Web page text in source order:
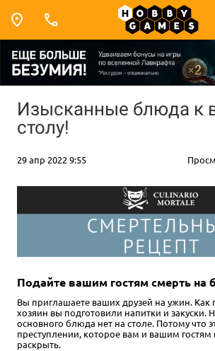
Изысканные блюда к
столу!
29 апр 2022 9:55
Подайте вашим гостям смерть
Вы приглашаете ваших друзей на ужин. Как
хозяин вы подготовили напитки и закуски.
основного блюда нет на столе. Потому что
преступлении, которое вам и вашим гостям
раскрыть.